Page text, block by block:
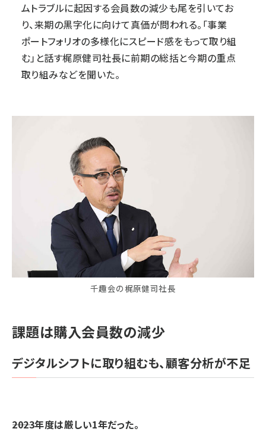
ムトラブルに起因する会員数の減少も尾を引いてお
り、来期の黒字化に向けて真価が問われる。「事業
ポートフォリオの多様化にスピード感をもって取り組
む」と話す梶原健司社長に前期の総括と今期の重点
取り組みなどを聞いた。
千趣会の梶原健司社長
課題は購入会員数の減少
デジタルシフトに取り組むも、顧客分析が不足
――2023年度は厳しい1年だった。